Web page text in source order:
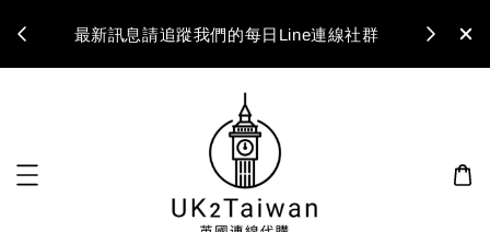
最新訊息請追蹤我們的每日Line連線社群